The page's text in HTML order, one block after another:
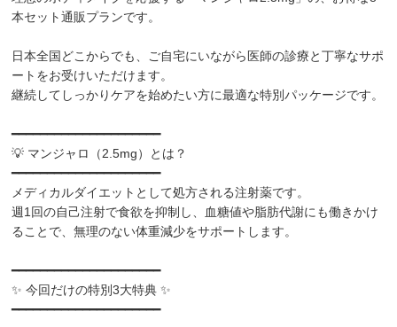
本セット通販プランです。
日本全国どこからでも、ご自宅にいながら医師の診療と丁寧なサポ
ートをお受けいただけます。
継続してしっかりケアを始めたい方に最適な特別パッケージです。
━━━━━━━━━━━━━━━━━━━━━
💡 マンジャロ（2.5mg）とは？
━━━━━━━━━━━━━━━━━━━━━
メディカルダイエットとして処方される注射薬です。
週1回の自己注射で食欲を抑制し、血糖値や脂肪代謝にも働きかけ
ることで、無理のない体重減少をサポートします。
━━━━━━━━━━━━━━━━━━━━━
✨ 今回だけの特別3大特典 ✨
━━━━━━━━━━━━━━━━━━━━━